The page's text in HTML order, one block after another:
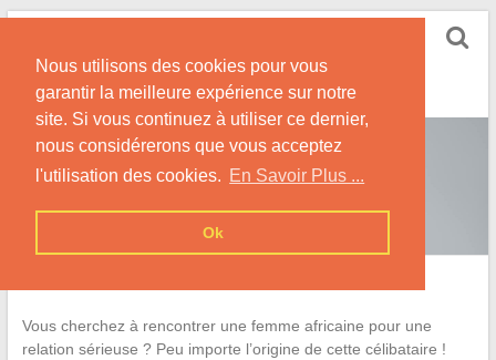
Nous utilisons des cookies pour vous
garantir la meilleure expérience sur notre
site. Si vous continuez à utiliser ce dernier,
nous considérerons que vous acceptez
l'utilisation des cookies. En Savoir Plus ...
Ok
Skip
content
Conseils et Infos pour la Rencontre d'une Belle
Africaine !
Vous cherchez à rencontrer une femme africaine pour une
relation sérieuse ? Peu importe l’origine de cette célibataire !